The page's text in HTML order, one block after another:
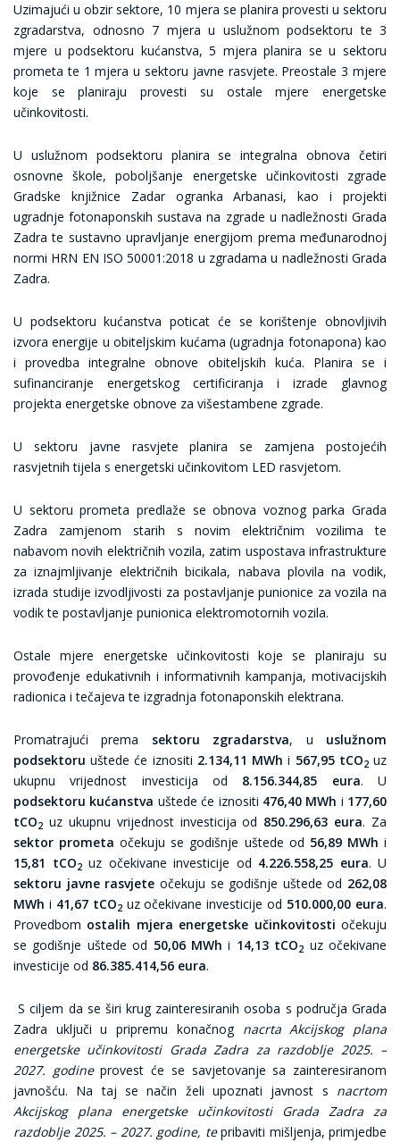
Uzimajući u obzir sektore, 10 mjera se planira provesti u sektoru
zgradarstva, odnosno 7 mjera u uslužnom podsektoru te 3
mjere u podsektoru kućanstva, 5 mjera planira se u sektoru
prometa te 1 mjera u sektoru javne rasvjete. Preostale 3 mjere
koje se planiraju provesti su ostale mjere energetske
učinkovitosti.
U uslužnom podsektoru planira se integralna obnova četiri
osnovne škole, poboljšanje energetske učinkovitosti zgrade
Gradske knjižnice Zadar ogranka Arbanasi, kao i projekti
ugradnje fotonaponskih sustava na zgrade u nadležnosti Grada
Zadra te sustavno upravljanje energijom prema međunarodnoj
normi HRN EN ISO 50001:2018 u zgradama u nadležnosti Grada
Zadra.
U podsektoru kućanstva poticat će se korištenje obnovljivih
izvora energije u obiteljskim kućama (ugradnja fotonapona) kao
i provedba integralne obnove obiteljskih kuća. Planira se i
sufinanciranje energetskog certificiranja i izrade glavnog
projekta energetske obnove za višestambene zgrade.
U sektoru javne rasvjete planira se zamjena postojećih
rasvjetnih tijela s energetski učinkovitom LED rasvjetom.
U sektoru prometa predlaže se obnova voznog parka Grada
Zadra zamjenom starih s novim električnim vozilima te
nabavom novih električnih vozila, zatim uspostava infrastrukture
za iznajmljivanje električnih bicikala, nabava plovila na vodik,
izrada studije izvodljivosti za postavljanje punionice za vozila na
vodik te postavljanje punionica elektromotornih vozila.
Ostale mjere energetske učinkovitosti koje se planiraju su
provođenje edukativnih i informativnih kampanja, motivacijskih
radionica i tečajeva te izgradnja fotonaponskih elektrana.
Promatrajući prema sektoru zgradarstva, u uslužnom
podsektoru uštede će iznositi 2.134,11 MWh i 567,95 tCO2uz
ukupnu vrijednost investicija od 8.156.344,85 eura. U
podsektoru kućanstva uštede će iznositi 476,40 MWh i 177,60
tCO2 uz ukupnu vrijednost investicija od 850.296,63 eura. Za
sektor prometa očekuju se godišnje uštede od 56,89 MWh i
15,81 tCO2uz očekivane investicije od 4.226.558,25 eura. U
sektoru javne rasvjete očekuju se godišnje uštede od 262,08
MWh i 41,67 tCO2 uz očekivane investicije od 510.000,00 eura.
Provedbom ostalih mjera energetske učinkovitosti očekuju
se godišnje uštede od 50,06 MWh i 14,13 tCO2 uz očekivane
investicije od 86.385.414,56 eura.
S ciljem da se širi krug zainteresiranih osoba s područja Grada
Zadra uključi u pripremu konačnog nacrta Akcijskog plana
energetske učinkovitosti Grada Zadra za razdoblje 2025. –
2027. godineprovest će se savjetovanje sa zainteresiranom
javnošću. Na taj se način želi upoznati javnost s nacrtom
Akcijskog plana energetske učinkovitosti Grada Zadra za
razdoblje 2025. – 2027. godine, tepribaviti mišljenja, primjedbe